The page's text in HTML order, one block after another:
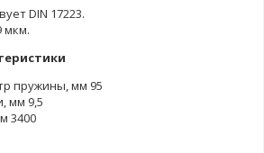
DIN 17223.
мкм.
пружины, мм 95
мм 9,5
3400